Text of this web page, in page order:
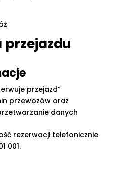
przejazdu
przejazd”
przewozów oraz
danych
rezerwacji telefonicznie
001.